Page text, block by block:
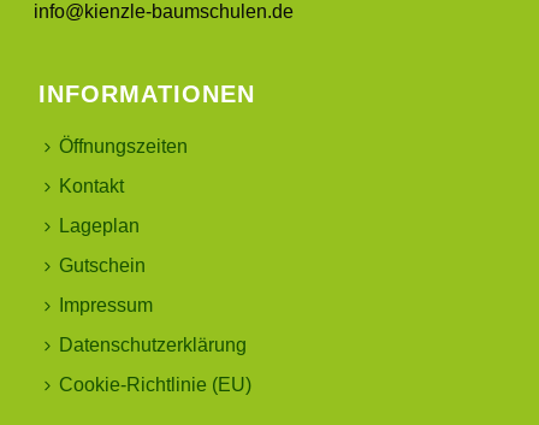
info@kienzle-baumschulen.de
INFORMATIONEN
Öffnungszeiten
Kontakt
Lageplan
Gutschein
Impressum
Datenschutzerklärung
Cookie-Richtlinie (EU)